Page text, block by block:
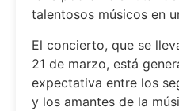
talentosos músicos en
El concierto, que se
21 de marzo, está
expectativa entre los
y los amantes de la